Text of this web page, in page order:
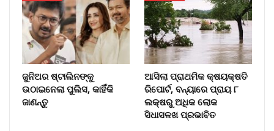
ଜୁନିଅର ଷ୍ଟାଲିନଙ୍କୁ
ଉଠାଇନେଲା ପୁଲିସ, କାହିଁକି
ଜାଣନ୍ତୁ
ଆସିଲା ପ୍ରାଥମିକ କ୍ଷୟକ୍ଷତି
ରିପୋର୍ଟ, ବନ୍ୟାରେ ପ୍ରାୟ ୮
ଲକ୍ଷରୁ ଅଧିକ ଲୋକ
ସିଧାସଳଖ ପ୍ରଭାବିତ